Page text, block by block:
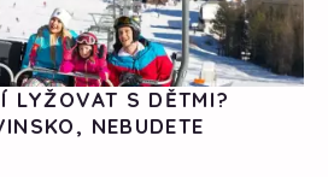
LYŽOVAT S DĚTMI?
NEBUDETE